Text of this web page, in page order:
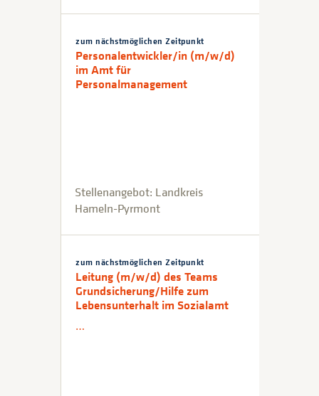
zum nächstmöglichen Zeitpunkt
Personalentwickler/in (m/w/d)
im Amt für
Personalmanagement
Stellenangebot: Landkreis
Hameln-Pyrmont
zum nächstmöglichen Zeitpunkt
Leitung (m/w/d) des Teams
Grundsicherung/Hilfe zum
Lebensunterhalt im Sozialamt
…